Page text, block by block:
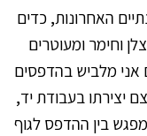
האחרונות, כדים
וחימר ומעוטרים
אני מלביש בהדפסים
יצירתו בעבודת יד,
בין ההדפס לגוף